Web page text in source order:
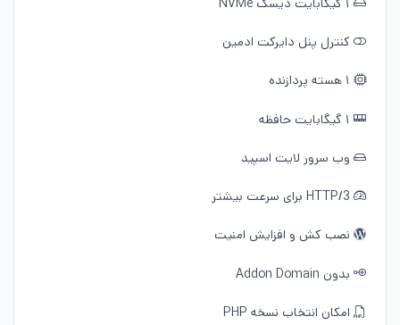
کنترل پنل دایرکت ادمین
وب سرور لایت اسپید
نصب کش و افزایش امنیت
بدون Addon Domain
امکان انتخاب نسخه PHP